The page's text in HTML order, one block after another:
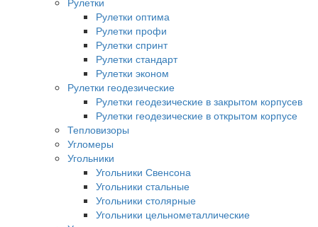
Рулетки оптима
Рулетки профи
Рулетки спринт
Рулетки стандарт
Рулетки эконом
Рулетки геодезические
Рулетки геодезические в закрытом корпусев
Рулетки геодезические в открытом корпусе
Тепловизоры
Угломеры
Угольники
Угольники Свенсона
Угольники стальные
Угольники столярные
Угольники цельнометаллические